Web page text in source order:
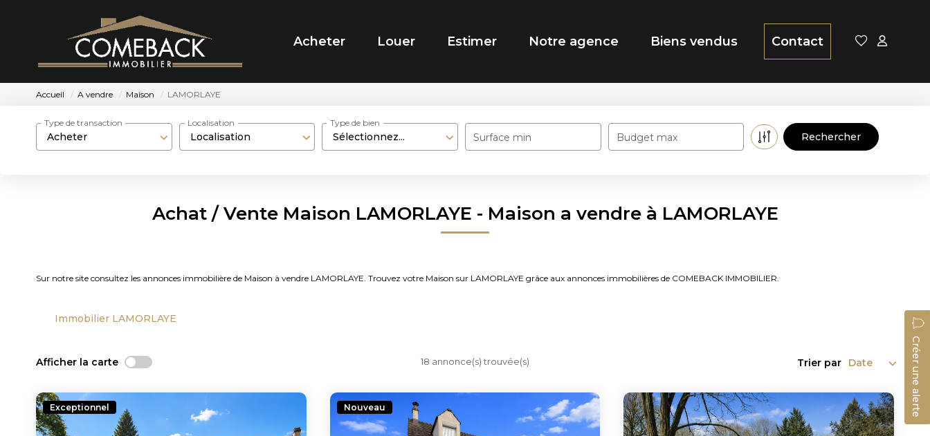
Acheter Louer Estimer Notre agence Biens vendus Contact
Accueil A vendre Maison LAMORLAYE
Acheter
Type de transaction
Localisation
Localisation
Sélectionnez...
Type de bien
Surface min Budget max
Achat / Vente Maison LAMORLAYE - Maison a vendre à LAMORLAYE
Sur notre site consultez les annonces immobilière de Maison à vendre LAMORLAYE. Trouvez votre Maison sur LAMORLAYE grâce aux annonces immobilières de COMEBACK IMMOBILIER.
Immobilier LAMORLAYE
Créer une alerte
Afficher la carte 18 annonce(s) trouvée(s) Trier par
Exceptionnel Nouveau